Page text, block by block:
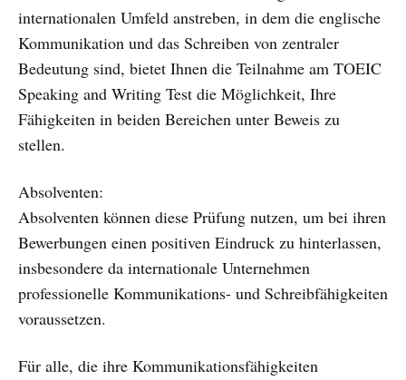
internationalen Umfeld anstreben, in dem die englische
Kommunikation und das Schreiben von zentraler
Bedeutung sind, bietet Ihnen die Teilnahme am TOEIC
Speaking and Writing Test die Möglichkeit, Ihre
Fähigkeiten in beiden Bereichen unter Beweis zu
stellen.
Absolventen:
Absolventen können diese Prüfung nutzen, um bei ihren
Bewerbungen einen positiven Eindruck zu hinterlassen,
insbesondere da internationale Unternehmen
professionelle Kommunikations- und Schreibfähigkeiten
voraussetzen.
Für alle, die ihre Kommunikationsfähigkeiten